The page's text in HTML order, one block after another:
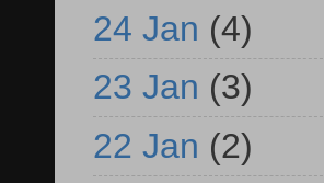
24 Jan (4)
23 Jan (3)
22 Jan (2)